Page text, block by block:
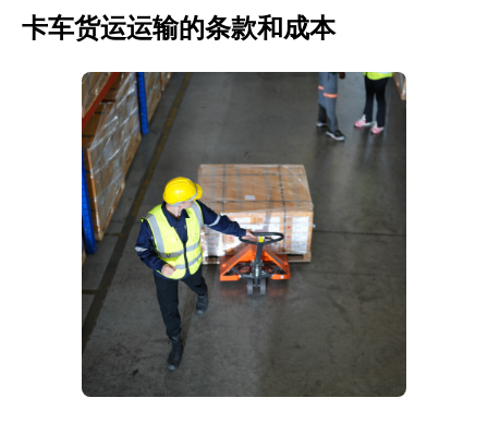
卡车货运运输的条款和成本